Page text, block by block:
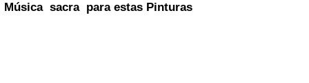
Música sacra para estas Pinturas